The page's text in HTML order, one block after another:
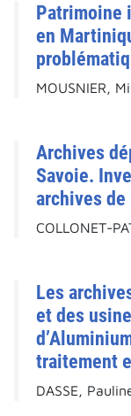
Patrimoine
en
MOUSNIER,
Archives
Savoie.
archives de
COLLONET-
Les
et des
traitement
DASSE,